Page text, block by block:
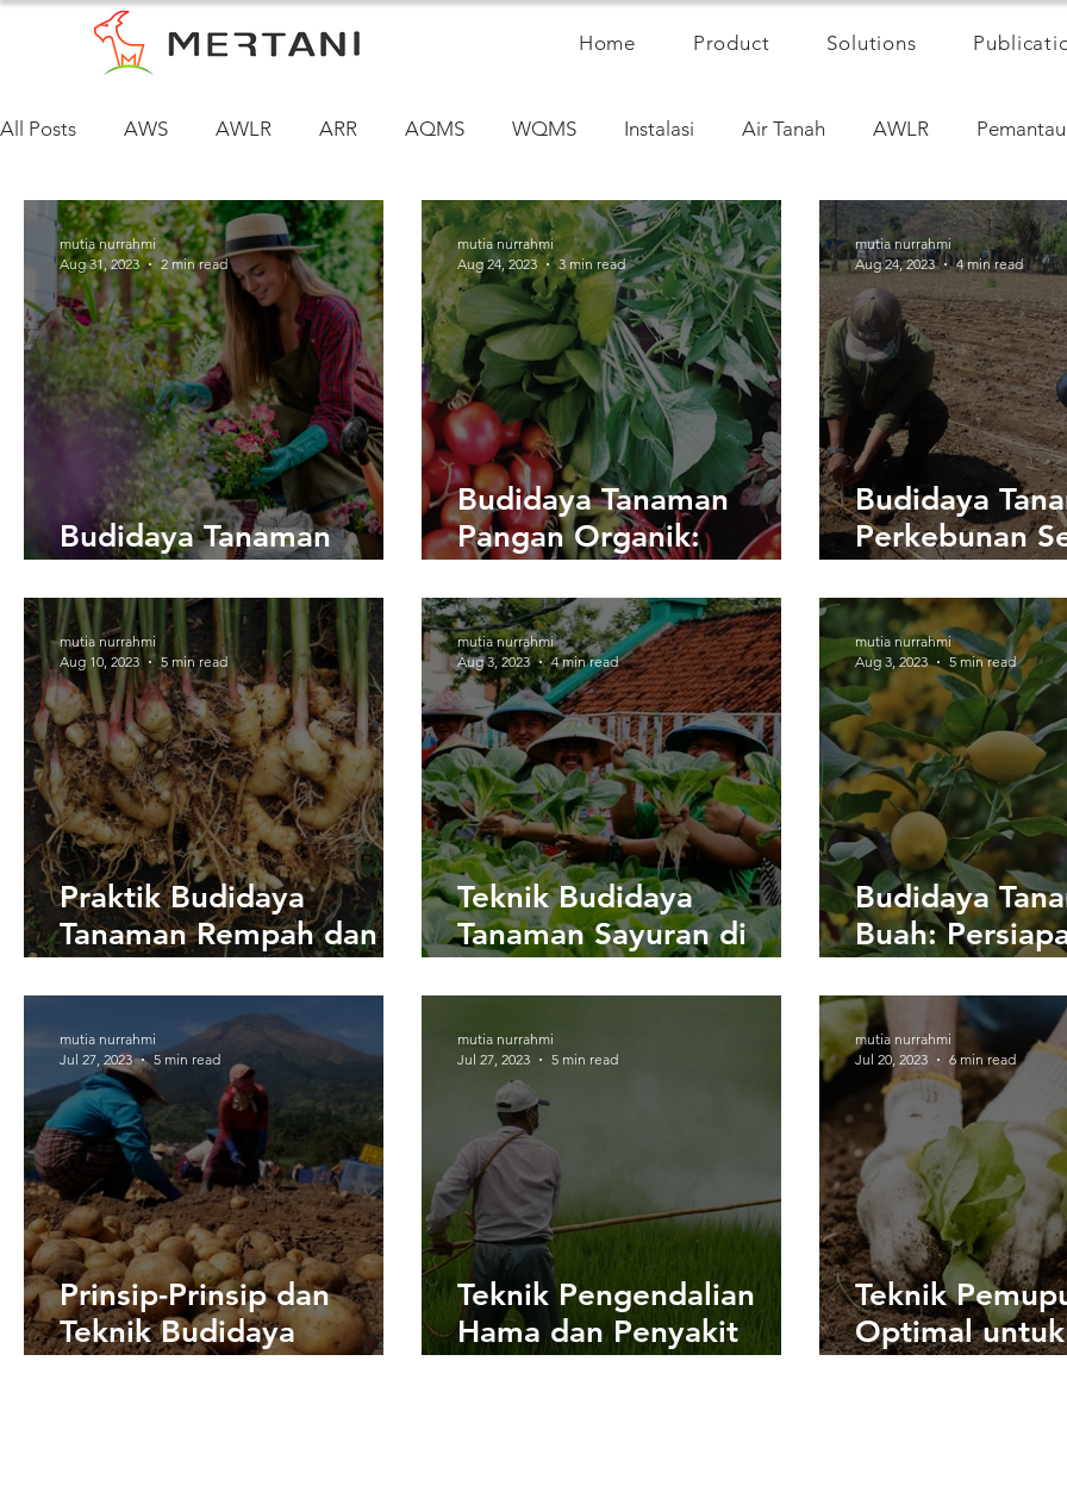
Home Product Solutions
All Posts AWS AWLR ARR AQMS WQMS Instalasi Air Tanah AWLR
Budidaya Tanaman
mutia nurrahmi
Aug 31, 2023
2 min read
Budidaya Tanaman
Pangan Organik:
mutia nurrahmi
Aug 24, 2023
3 min read
Budidaya
Perkebunan
Lahan Kering
mutia nurrahmi
Aug 24, 2023
4 min read
Praktik Budidaya
Tanaman Rempah dan
mutia nurrahmi
Aug 10, 2023
5 min read
Teknik Budidaya
Tanaman Sayuran di
mutia nurrahmi
Aug 3, 2023
4 min read
Budidaya
Buah:
Perawatan
mutia nurrahmi
Aug 3, 2023
5 min read
Prinsip-Prinsip dan
Teknik Budidaya
mutia nurrahmi
Jul 27, 2023
5 min read
Teknik Pengendalian
Hama dan Penyakit
mutia nurrahmi
Jul 27, 2023
5 min read
Teknik
Optimal untuk
mutia nurrahmi
Jul 20, 2023
6 min read